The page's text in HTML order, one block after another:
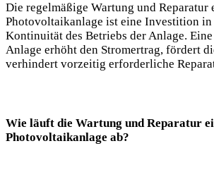
Die regelmäßige Wartung und Reparatur
Photovoltaikanlage ist eine Investition in
Kontinuität des Betriebs der Anlage.
Anlage erhöht den Stromertrag, fördert
verhindert vorzeitig erforderliche
Wie läuft die Wartung und Reparatur
Photovoltaikanlage ab?